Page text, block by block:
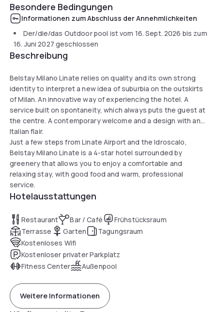
Besondere Bedingungen
Informationen zum Abschluss der Annehmlichkeiten
Der/die/das Outdoor pool ist vom 16. Sept. 2026 bis zum
16. Juni 2027 geschlossen
Beschreibung
Belstay Milano Linate relies on quality and its own strong
identity to interpret a new idea of suburbia on the outskirts
of Milan. An innovative way of experiencing the hotel. A
service built on spontaneity, which always puts the guest at
the centre. A contemporary welcome and a design with an
Italian flair.
Just a few steps from Linate Airport and the Idroscalo,
Belstay Milano Linate is a 4-star hotel surrounded by
greenery that allows you to enjoy a comfortable and
relaxing stay, with good food and warm, professional
service.
Hotelausstattungen
Restaurant Bar / Café
Frühstücksraum
Terrasse
Garten
Tagungsraum
Kostenloses Wifi
Kostenloser privater Parkplatz
Fitness Center
Außenpool
Weitere Informationen